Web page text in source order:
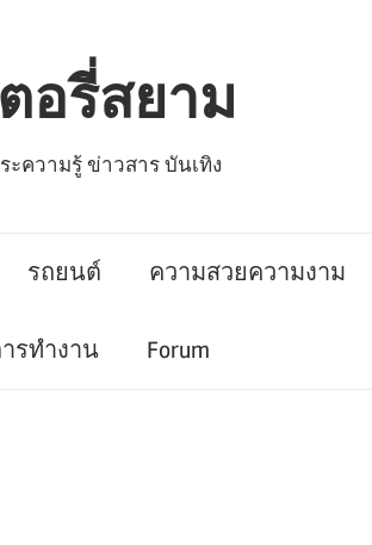
อรี่สยาม
ะความรู้ ข่าวสาร บันเทิง
รถยนต์ ความสวยความงาม
รทำงาน Forum